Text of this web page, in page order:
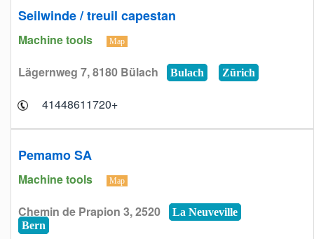
Seilwinde / treuil capestan
Machine tools Map
Lägernweg 7, 8180 Bülach Bulach Zürich
+41448611720
Pemamo SA
Machine tools Map
Chemin de Prapion 3, 2520
La Neuveville
Bern